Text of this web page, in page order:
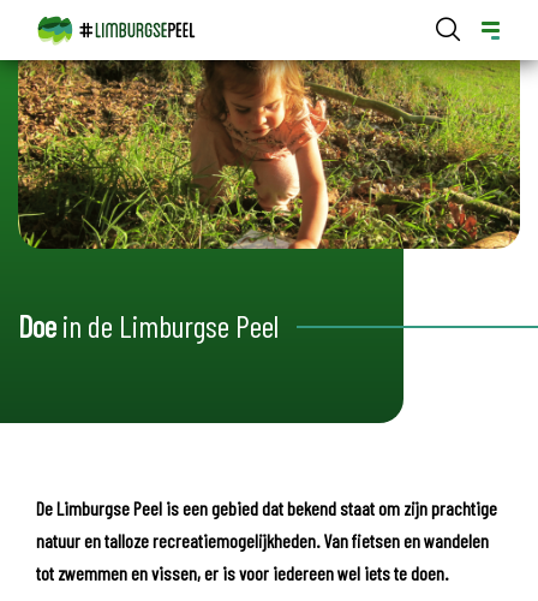
Overslaan
naar
inhoud
gaan
Doein de Limburgse Peel
De Limburgse Peel is een gebied dat bekend staat om zijn prachtige
natuur en talloze recreatiemogelijkheden. Van fietsen en wandelen
tot zwemmen en vissen, er is voor iedereen wel iets te doen.